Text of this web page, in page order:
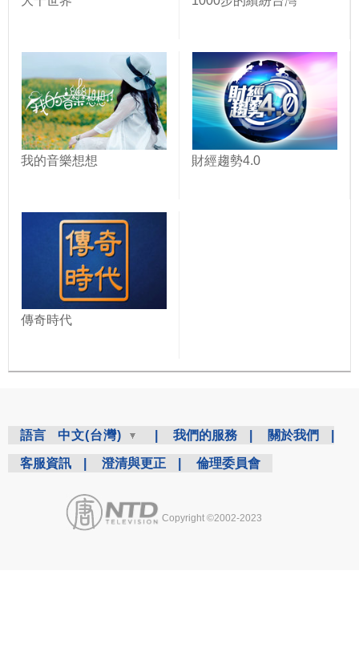
我的音樂想想 財經趨勢4.0
傳奇時代
語言 中文(台灣) 我們的服務 關於我們
客服資訊 澄清與更正 倫理委員會
Copyright ©2002-2023